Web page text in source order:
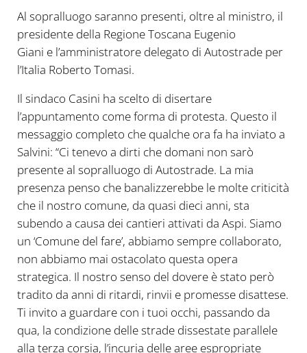
Al sopralluogo saranno presenti, oltre al ministro, il
presidente della Regione Toscana Eugenio
Giani e l’amministratore delegato di Autostrade per
l’Italia Roberto Tomasi.
Il sindaco Casini ha scelto di disertare
l’appuntamento come forma di protesta. Questo il
messaggio completo che qualche ora fa ha inviato a
Salvini: “Ci tenevo a dirti che domani non sarò
presente al sopralluogo di Autostrade. La mia
presenza penso che banalizzerebbe le molte criticità
che il nostro comune, da quasi dieci anni, sta
subendo a causa dei cantieri attivati da Aspi. Siamo
un ‘Comune del fare’, abbiamo sempre collaborato,
non abbiamo mai ostacolato questa opera
strategica. Il nostro senso del dovere è stato però
tradito da anni di ritardi, rinvii e promesse disattese.
Ti invito a guardare con i tuoi occhi, passando da
qua, la condizione delle strade dissestate parallele
alla terza corsia, l’incuria delle aree espropriate